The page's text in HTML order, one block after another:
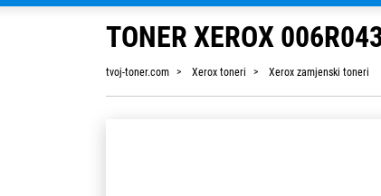
TONER XEROX
tvoj-toner.com Xerox toneri Xerox zamjenski toneri